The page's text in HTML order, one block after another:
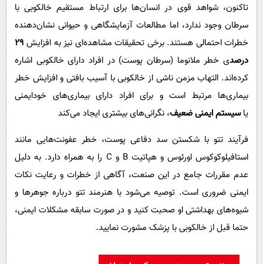
تاکنون، شواهد قوی در انسان‌ها برای ارتباط مستقیم خالکوبی با
سرطان وجود ندارد، اما مطالعات آزمایشگاهی و حیوانی نشان‌دهنده
خطرات احتمالی هستند. برخی تحقیقات مشاهده‌ای نیز به افزایش ۲۹
درصدی خطر ملانوما (سرطان پوست) در افراد دارای خالکوبی اشاره
کرده‌اند. التهاب مزمن ناشی از خالکوبی با آسیب بافتی و افزایش خطر
بیماری‌ها مرتبط است و برای افراد دارای بیماری‌های خودایمنی
یاسیستم ایمنی ضعیف، نگرانی‌های بیشتری ایجاد می‌کند
فرآیند تتو با شکستن سد دفاعی پوست، خطر عفونت‌هایی مانند
استافیلوکوکوس اورئوس و هپاتیت B و C را به همراه دارد. به دلیل
عدم مقررات جامع در این صنعت، آگاهی از خطرات و رعایت نکات
ایمنی ضروری است. توصیه می‌شود با هنرمند تتو درباره جوهرها و
شیوه‌های بهداشتی او صحبت کنید و در صورت سابقه مشکلات ایمنی،
حتما قبل از خالکوبی با پزشک مشورت نمایید.